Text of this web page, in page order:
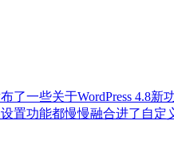
了一些关于WordPress 4.8
置功能都慢慢融合进了自定